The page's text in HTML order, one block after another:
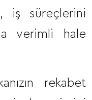
iş süreçlerini
verimli hale
rekabet